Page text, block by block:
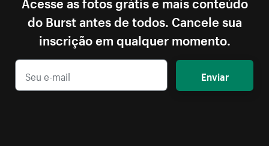
do Burst antes de todos. Cancele sua
inscrição em qualquer momento.
Enviar